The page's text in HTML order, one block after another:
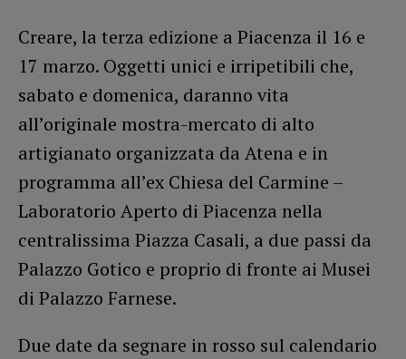
Creare, la terza edizione a Piacenza il 16 e
17 marzo. Oggetti unici e irripetibili che,
sabato e domenica, daranno vita
all’originale mostra-mercato di alto
artigianato organizzata da Atena e in
programma all’ex Chiesa del Carmine –
Laboratorio Aperto di Piacenza nella
centralissima Piazza Casali, a due passi da
Palazzo Gotico e proprio di fronte ai Musei
di Palazzo Farnese.
Due date da segnare in rosso sul calendario